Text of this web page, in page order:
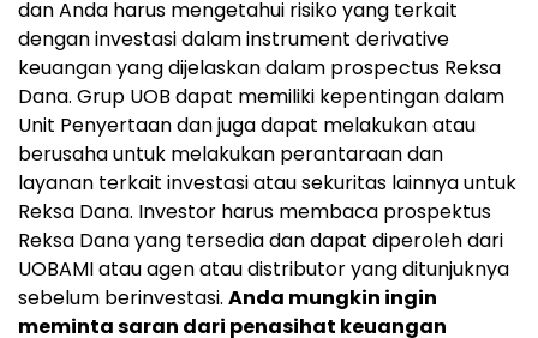
dan Anda harus mengetahui risiko yang terkait
dengan investasi dalam instrument derivative
keuangan yang dijelaskan dalam prospectus Reksa
Dana. Grup UOB dapat memiliki kepentingan dalam
Unit Penyertaan dan juga dapat melakukan atau
berusaha untuk melakukan perantaraan dan
layanan terkait investasi atau sekuritas lainnya untuk
Reksa Dana. Investor harus membaca prospektus
Reksa Dana yang tersedia dan dapat diperoleh dari
UOBAMI atau agen atau distributor yang ditunjuknya
sebelum berinvestasi. Anda mungkin ingin
meminta saran dari penasihat keuangan